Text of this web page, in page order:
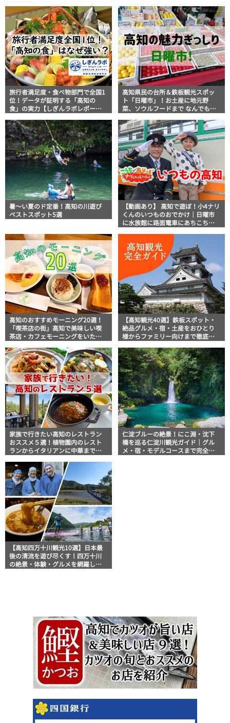
旅行者満足度・食べ物部門で全国1
位！データが証明する「高知の
食」の実力【しぎんラボレポー
高知県民の台所＆鉄板観光スポッ
ト「日曜市」！お土産に地元野
菜、ソウルフードまで なんでもそ
説！
暑～い夏のド定番！高知の川遊び
ベストスポット5選
【動画あり】 高知で遊ぼ！小4ナリ
くんのいつものおでかけ｜日曜市
に水族館に路面電車にあちこち巡
高知のおすすめモーニング20選！
「喫茶店の街」高知で美味しい喫
茶店・カフェモーニングをいただ
【高知観光40選】鉄板スポット・
絶品グルメ・宿・土産をおひとり
様からファミリー向けまで徹底解
家族で行きたい高知のレストラン
おススメ５選！植物園内のレスト
ランからイタリアンに中華まで楽
仁淀ブルーの絶景！にこ淵・沈下
橋を巡る仁淀川観光ガイド｜グル
メ・宿・モデルコースまで完全網
【高知四万十川観光10選】日本最
後の清流を遊び尽くす！四万十川
の絶景・体験・グルメを網羅した